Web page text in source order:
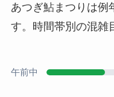
あつぎ鮎まつりは例
す。時間帯別の混雑
午前中